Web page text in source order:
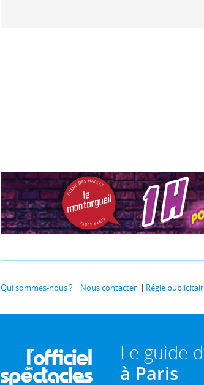
Qui sommes-nous ? Nous contacter Régie
Le guide
à Paris